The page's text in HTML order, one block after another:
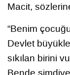
Macit,
“Benim
Devlet
sıkılan birini